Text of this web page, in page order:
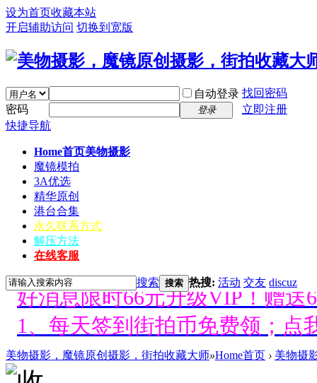
设为首页收藏本站
开启辅助访问 切换到宽版
自动登录 找回密码
密码
登录
立即注册
快捷导航
Home首页美物摄影
魔镜模拍
3A优选
精华原创
港台合集
永久联系方式
解压方法
在线客服
搜索 搜索 热搜: 活动 交友 discuz
好消息限时66元升级VIP！赠
1、每天签到街拍币免费领；点
好消息限时66元升级VIP！赠
1、每天签到街拍币免费领；点
美物摄影，魔镜原创摄影，街拍收藏大师»Home首页 › 美物摄